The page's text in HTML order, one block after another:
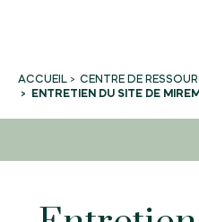
ACCUEIL CENTRE DE
ENTRETIEN DU SITE DE